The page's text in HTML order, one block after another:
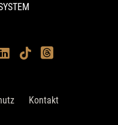
Kontakt